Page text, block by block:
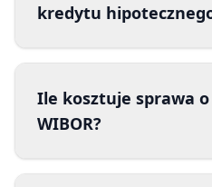
kredytu
Ile kosztuje sprawa
WIBOR?